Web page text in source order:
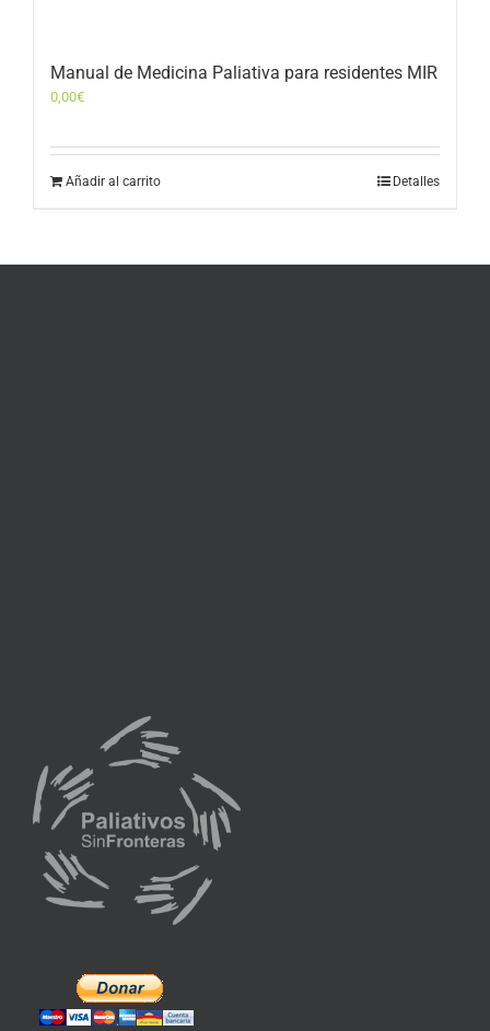
Manual de Medicina Paliativa para residentes MIR
0,00€
Añadir al carrito Detalles